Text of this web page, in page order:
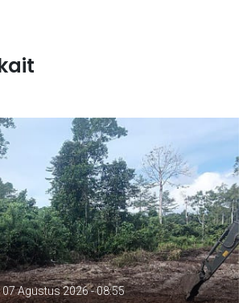
07 Agustus 2026 - 08:55